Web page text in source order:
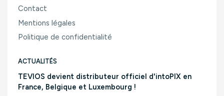
Contact
Mentions légales
Politique de confidentialité
ACTUALITÉS
TEVIOS devient distributeur officiel d'intoPIX en
France, Belgique et Luxembourg !